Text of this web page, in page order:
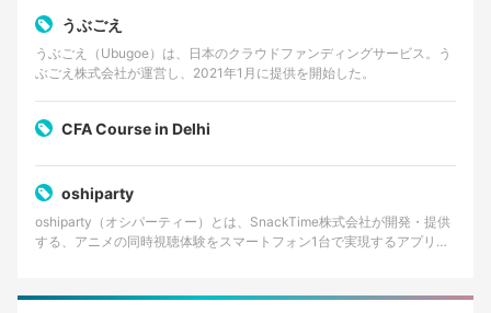
うぶごえ
うぶごえ（Ubugoe）は、日本のクラウドファンディングサービス。う
ぶごえ株式会社が運営し、2021年1月に提供を開始した。
CFA Course in Delhi
oshiparty
oshiparty（オシパーティー）とは、SnackTime株式会社が開発・提供
する、アニメの同時視聴体験をスマートフォン1台で実現するアプリケ